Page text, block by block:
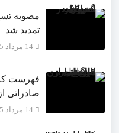
مصوبه
تمدید شد
14 مرداد 1405
فهرست
صادراتی
14 مرداد 1405